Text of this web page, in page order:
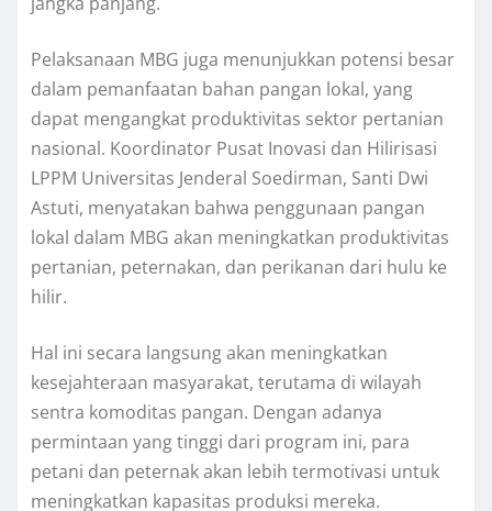
Pelaksanaan MBG juga menunjukkan potensi besar
dalam pemanfaatan bahan pangan lokal, yang
dapat mengangkat produktivitas sektor pertanian
nasional. Koordinator Pusat Inovasi dan Hilirisasi
LPPM Universitas Jenderal Soedirman, Santi Dwi
Astuti, menyatakan bahwa penggunaan pangan
lokal dalam MBG akan meningkatkan produktivitas
pertanian, peternakan, dan perikanan dari hulu ke
hilir.
Hal ini secara langsung akan meningkatkan
kesejahteraan masyarakat, terutama di wilayah
sentra komoditas pangan. Dengan adanya
permintaan yang tinggi dari program ini, para
petani dan peternak akan lebih termotivasi untuk
meningkatkan kapasitas produksi mereka.